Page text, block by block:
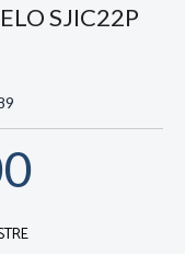
SJIC22P